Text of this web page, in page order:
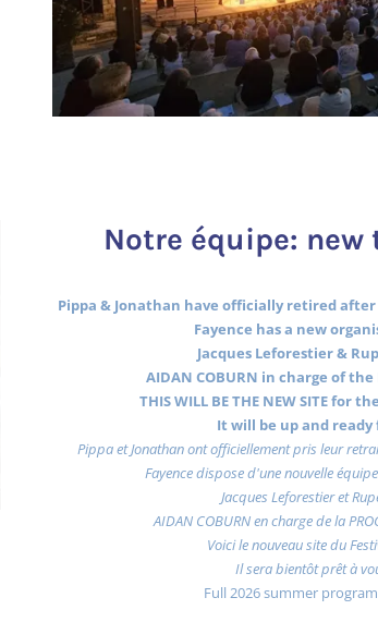
Notre équipe: new
Pippa & Jonathan have officially retired after
Fayence has a new
Jacques Leforestier &
AIDAN COBURN in charge of the
THIS WILL BE THE NEW SITE for
It will be up and ready
Pippa et Jonathan ont officiellement pris leur
Fayence dispose d'une nouvelle
Jacques Leforestier et
AIDAN COBURN en charge de la
Voici le nouveau site du
Il sera bientôt prêt à
Full 2026 summer